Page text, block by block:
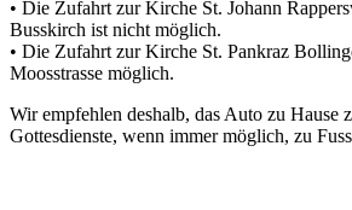
• Die Zufahrt zur Kirche St. Johann
Busskirch ist nicht möglich.
• Die Zufahrt zur Kirche St. Pankraz
Moosstrasse möglich.
Wir empfehlen deshalb, das Auto zu Hause
Gottesdienste, wenn immer möglich, zu